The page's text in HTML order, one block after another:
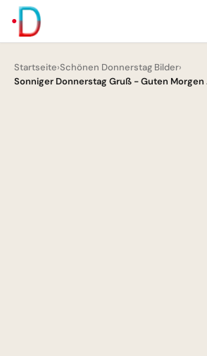
Startseite›Schönen Donnerstag Bilder›
Sonniger Donnerstag Gruß - Guten Morgen